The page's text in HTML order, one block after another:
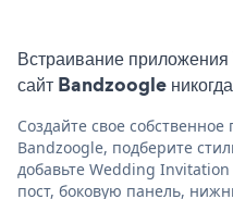
Встраивание
сайт Bandzoogle
Создайте свое
Bandzoogle, подберите
добавьте Wedding
пост, боковую панель,